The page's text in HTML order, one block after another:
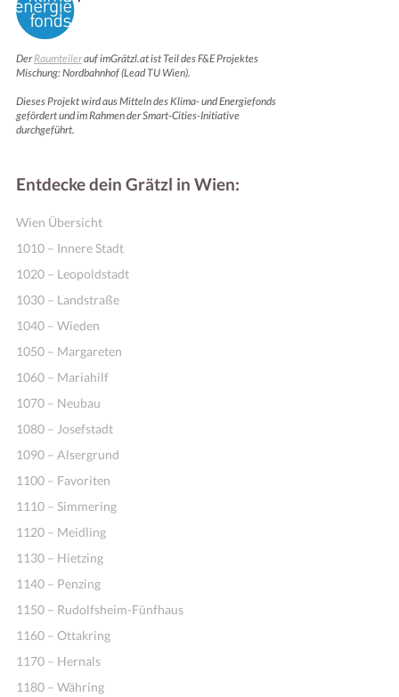
DerRaumteilerauf imGrätzl.at ist Teil des F&E Projektes
Mischung: Nordbahnhof (Lead TU Wien).
Dieses Projekt wird aus Mitteln des Klima- und Energiefonds
gefördert und im Rahmen der Smart-Cities-Initiative
durchgeführt.
Entdecke dein Grätzl in Wien:
Wien Übersicht
1010 – Innere Stadt
1020 – Leopoldstadt
1030 – Landstraße
1040 – Wieden
1050 – Margareten
1060 – Mariahilf
1070 – Neubau
1080 – Josefstadt
1090 – Alsergrund
1100 – Favoriten
1110 – Simmering
1120 – Meidling
1130 – Hietzing
1140 – Penzing
1150 – Rudolfsheim-Fünfhaus
1160 – Ottakring
1170 – Hernals
1180 – Währing